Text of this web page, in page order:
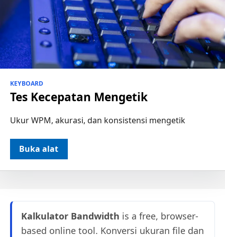
KEYBOARD
Tes Kecepatan Mengetik
Ukur WPM, akurasi, dan konsistensi mengetik
Buka alat
Kalkulator Bandwidth is a free, browser-
based online tool. Konversi ukuran file dan